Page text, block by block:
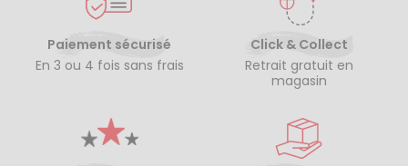
Paiement sécurisé
En 3 ou 4 fois sans frais
Click & Collect
Retrait gratuit en
magasin